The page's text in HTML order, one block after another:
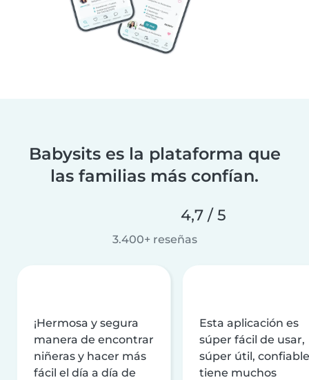
Babysits es la plataforma que
las familias más confían.
4,7 / 5
3.400+ reseñas
¡Hermosa y segura
manera de encontrar
niñeras y hacer más
fácil el día a día de
Esta aplicación es
súper fácil de usar,
súper útil,
tiene muchos